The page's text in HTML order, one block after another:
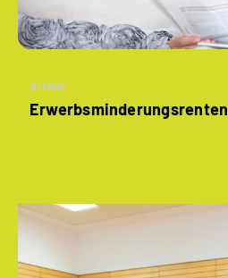
Artikel
­Erwerbsminderungs­renten